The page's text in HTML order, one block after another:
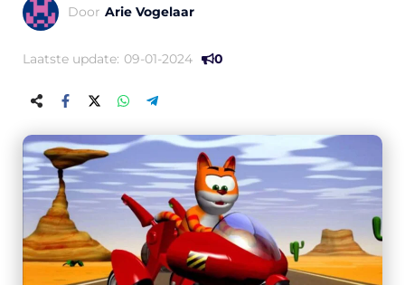
Door Arie Vogelaar
Laatste update: 09-01-2024 0